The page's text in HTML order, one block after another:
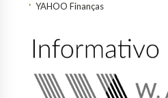
YAHOO Finanças